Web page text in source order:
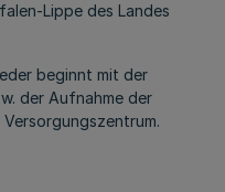
Lippe des Landes
beginnt mit der
der Aufnahme der